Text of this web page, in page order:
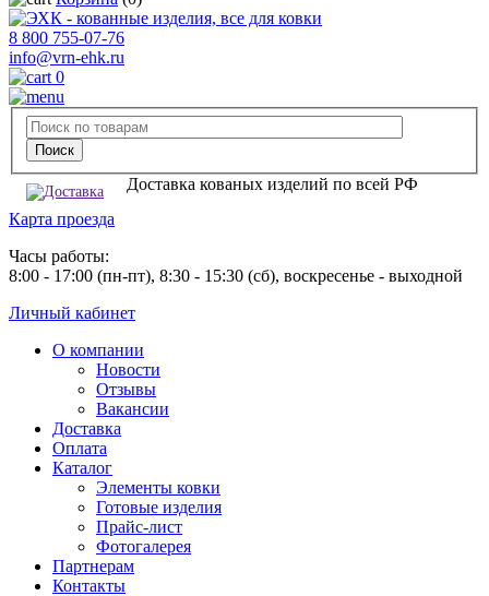
8 800 755-07-76
info@vrn-ehk.ru
0
Доставка кованых изделий по всей РФ
Карта проезда
Часы работы:
8:00 - 17:00 (пн-пт), 8:30 - 15:30 (сб), воскресенье - выходной
Личный кабинет
О компании
Новости
Отзывы
Вакансии
Доставка
Оплата
Каталог
Элементы ковки
Готовые изделия
Прайс-лист
Фотогалерея
Партнерам
Контакты